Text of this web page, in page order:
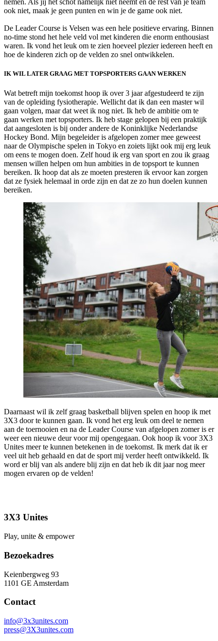
nemen. Als jij het schot namelijk niet neemt en de rest van je team
ook niet, maak je geen punten en win je de game ook niet.
De Leader Course is Velsen was een hele positieve ervaring. Binnen
no-time stond het hele veld vol met kinderen die enorm enthousiast
waren. Ik vond het leuk om te zien hoeveel plezier iedereen heeft en
hoe de kinderen zich op de velden zo snel ontwikkelen.
IK WIL LATER GRAAG MET TOPSPORTERS GAAN WERKEN
Wat betreft mijn toekomst hoop ik over 3 jaar afgestudeerd te zijn
van de opleiding fysiotherapie. Wellicht dat ik dan een master wil
gaan volgen, maar dat weet ik nog niet. Ik heb de ambitie om te
gaan werken met topsporters. Ik heb stage gelopen bij een praktijk
dat aangesloten is bij onder andere de Koninklijke Nederlandse
Hockey Bond. Mijn begeleider is afgelopen zomer mee geweest
naar de Olympische spelen in Tokyo en zoiets lijkt ook mij erg leuk
om eens te mogen doen. Zelf houd ik erg van sport en zou ik graag
mensen willen helpen om hun ambities in de topsport te kunnen
bereiken. Ik hoop dat als ze moeten presteren ik ervoor kan zorgen
dat ze fysiek helemaal in orde zijn en dat ze zo hun doelen kunnen
bereiken.
Daarnaast wil ik zelf graag basketball blijven spelen en hoop ik met
3X3 door te kunnen gaan. Ik vond het erg leuk om deel te nemen
aan de toernooien en na de Leader Course van afgelopen zomer is er
weer een nieuwe deur voor mij opengegaan. Ook hoop ik voor 3X3
Unites meer te kunnen betekenen in de toekomst. Ik merk dat ik er
veel uit heb gehaald en dat de sport mij verder heeft ontwikkeld. Ik
word er blij van als andere blij zijn en dat heb ik dit jaar nog meer
mogen ervaren op de velden!
3X3 Unites
Play, unite & empower
Bezoekadres
Keienbergweg 93
1101 GE Amsterdam
Contact
info@3x3unites.com
press@3X3unites.com